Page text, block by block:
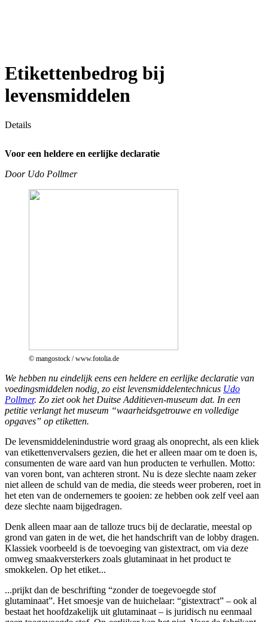
Etikettenbedrog bij
levensmiddelen
Details
Voor een heldere en eerlijke declaratie
Door Udo Pollmer
© mangostock / www.fotolia.de
We hebben nu eindelijk eens een heldere en eerlijke declaratie van
voedingsmiddelen nodig, zo eist levensmiddelentechnicus Udo
Pollmer. Zo ziet ook het Duitse Additieven-museum dat. In een
petitie verlangt het museum “waarheidsgetrouwe en volledige
opgaves” op etiketten.
De levensmiddelenindustrie word graag als onoprecht, als een kliek
van etikettenvervalsers gezien, die het er alleen maar om te doen is,
consumenten de ware aard van hun producten te verhullen. Motto:
van voren bont, van achteren stront. Nu is deze slechte naam zeker
niet alleen de schuld van de media, die steeds weer proberen, roet in
het eten van de ondernemers te gooien: ze hebben ook zelf veel aan
deze slechte naam bijgedragen.
Denk alleen maar aan de talloze trucs bij de declaratie, meestal op
grond van gaten in de wet, die het handschrift van de lobby dragen.
Klassiek voorbeeld is de toevoeging van gistextract, om via deze
omweg smaakversterkers zoals glutaminaat in het product te
smokkelen. Op het etiket...
...prijkt dan de beschrifting “zonder de toegevoegde stof
glutaminaat”. Het smoesje van de huichelaar: “gistextract” – ook al
bestaat het hoofdzakelijk uit glutaminaat – is juridisch nu eenmaal